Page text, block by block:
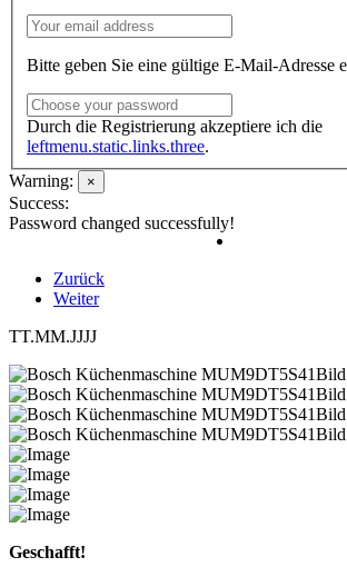
Bitte geben Sie eine gültige E-Mail-Adresse
Durch die Registrierung akzeptiere ich die
leftmenu.static.links.three.
Warning:
×
Success:
Password changed successfully!
Zurück
Weiter
TT.MM.JJJJ
Geschafft!